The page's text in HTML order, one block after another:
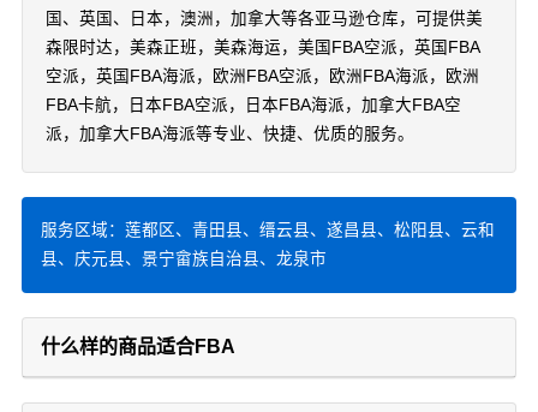
国、英国、日本，澳洲，加拿大等各亚马逊仓库，可提供美
森限时达，美森正班，美森海运，美国FBA空派，英国FBA
空派，英国FBA海派，欧洲FBA空派，欧洲FBA海派，欧洲
FBA卡航，日本FBA空派，日本FBA海派，加拿大FBA空
派，加拿大FBA海派等专业、快捷、优质的服务。
服务区域：莲都区、青田县、缙云县、遂昌县、松阳县、云和
县、庆元县、景宁畲族自治县、龙泉市
什么样的商品适合FBA